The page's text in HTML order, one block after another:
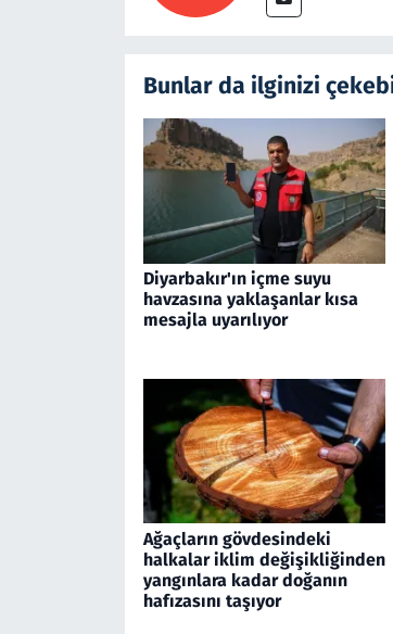
Bunlar da ilginizi
Diyarbakır'ın içme suyu
havzasına yaklaşanlar kısa
mesajla uyarılıyor
Ağaçların gövdesindeki
halkalar iklim değişikliğinden
yangınlara kadar doğanın
hafızasını taşıyor